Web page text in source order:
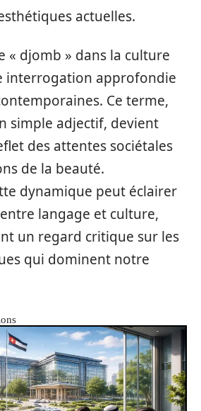
actuelles.
« djomb » dans la culture
interrogation approfondie
Ce terme,
simple adjectif, devient
des attentes sociétales
de la beauté.
dynamique peut éclairer
langage et culture,
un regard critique sur les
qui dominent notre